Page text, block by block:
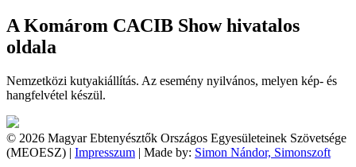
A Komárom CACIB Show hivatalos
oldala
Nemzetközi kutyakiállítás. Az esemény nyilvános, melyen kép- és
hangfelvétel készül.
© 2026 Magyar Ebtenyésztők Országos Egyesületeinek Szövetsége
(MEOESZ) | Impresszum | Made by: Simon Nándor, Simonszoft